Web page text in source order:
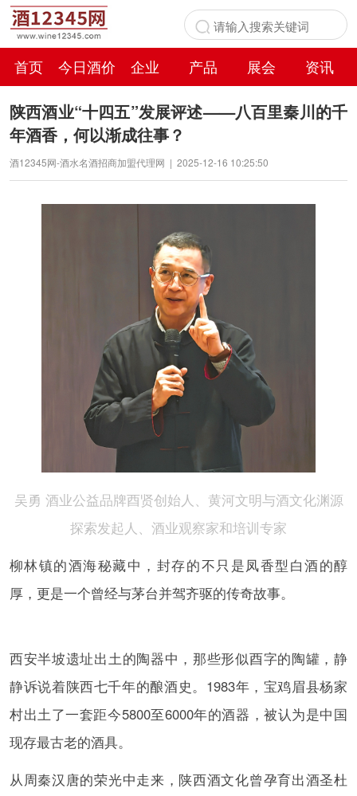
首页 今日酒价 企业 产品 展会
资讯
百科
陕西酒业“十四五”发展评述——八百里秦川的千
年酒香，何以渐成往事？
酒12345网-酒水名酒招商加盟代理网 | 2025-12-16 10:25:50
吴勇 酒业公益品牌酉贤创始人、黄河文明与酒文化渊源
探索发起人、酒业观察家和培训专家
柳林镇的酒海秘藏中，封存的不只是凤香型白酒的醇
厚，更是一个曾经与茅台并驾齐驱的传奇故事。
西安半坡遗址出土的陶器中，那些形似酉字的陶罐，静
静诉说着陕西七千年的酿酒史。1983年，宝鸡眉县杨家
村出土了一套距今5800至6000年的酒器，被认为是中国
现存最古老的酒具。
从周秦汉唐的荣光中走来，陕西酒文化曾孕育出酒圣杜